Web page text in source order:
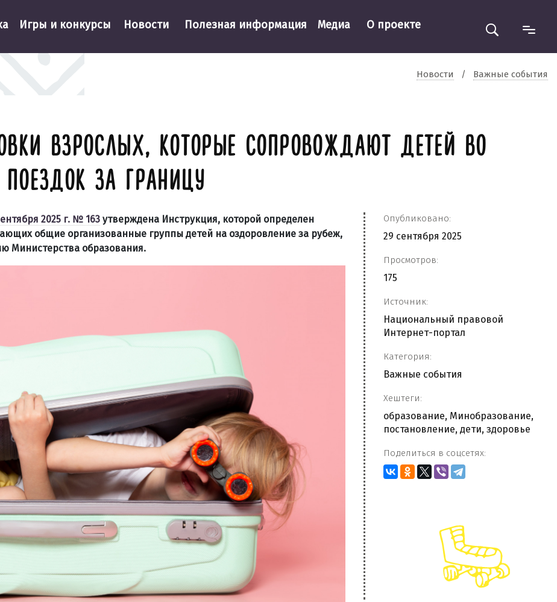
Игры и конкурсы Новости Полезная информация Медиа О проекте
Новости / Важные события
ВЗРОСЛЫХ, КОТОРЫЕ СОПРОВОЖДАЮТ ДЕТЕЙ ВО
ЗА ГРАНИЦУ
2025 г. № 163 утверждена Инструкция, которой определен
общие организованные группы детей на оздоровление за рубеж,
Министерства образования.
Опубликовано:
29 сентября 2025
Просмотров:
175
Источник:
Национальный правовой
Интернет-портал
Категория:
Важные события
Хештеги:
образование, Минобразование,
постановление, дети, здоровье
Поделиться в соцсетях: